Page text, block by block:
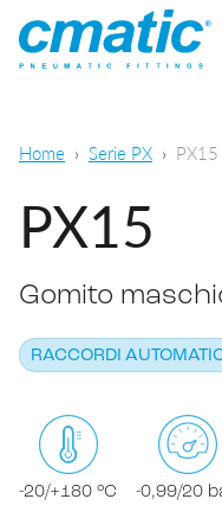
Raccordi a
Raccordi a ogiva
Raccordi
Alimentare e
Lubrificazione
Cmatic Lab
Qualità
Rete Vendita
Download
SCARICA
Home Serie PX PX15
PX15
Gomito
RACCORDI
-20/+180 °C -0,99/20